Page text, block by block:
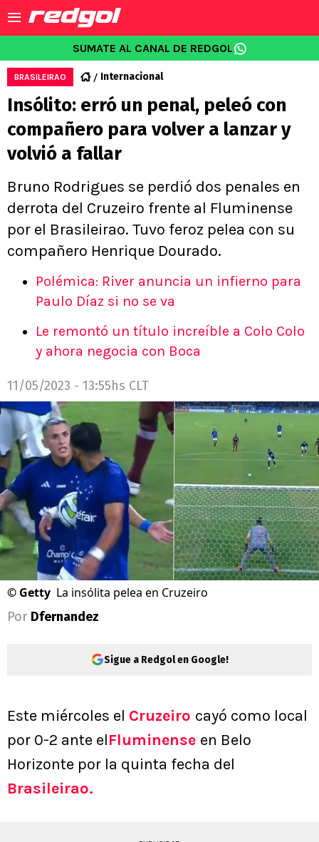
SUMATE AL CANAL DE REDGOL
BRASILEIRAO Internacional
Insólito: erró un penal, peleó con
compañero para volver a lanzar y
volvió a fallar
Bruno Rodrigues se perdió dos penales en
derrota del Cruzeiro frente al Fluminense
por el Brasileirao. Tuvo feroz pelea con su
compañero Henrique Dourado.
Polémica: River anuncia un infierno para
Paulo Díaz si no se va
Le remontó un título increíble a Colo Colo
y ahora negocia con Boca
11/05/2023 - 13:55hs CLT
© Getty La insólita pelea en Cruzeiro
Por Dfernandez
Sigue a Redgol en Google!
Este miércoles el Cruzeiro cayó como local
por 0-2 ante elFluminense en Belo
Horizonte por la quinta fecha del
Brasileirao.